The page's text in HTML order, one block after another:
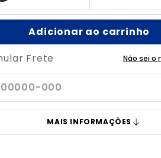
Adicionar ao carrinho
Frete
Não sei o
MAIS INFORMAÇÔES